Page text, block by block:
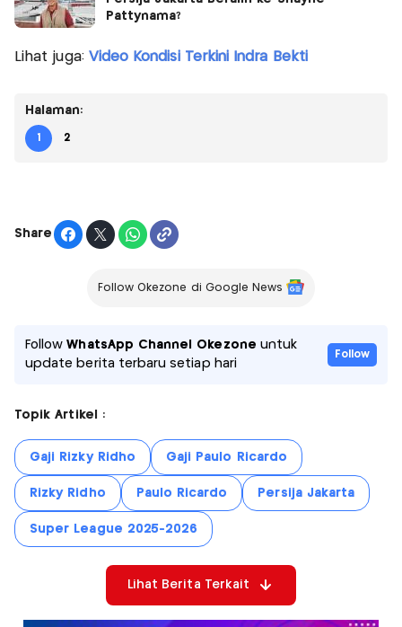
Pattynama?
Lihat juga: Video Kondisi Terkini Indra Bekti
Halaman:
1 2
Share
Follow Okezone di Google News
FollowWhatsApp Channel Okezone untuk
update berita terbaru setiap hari
Follow
Topik Artikel :
Gaji Rizky Ridho Gaji Paulo Ricardo
Rizky Ridho Paulo Ricardo Persija Jakarta
Super League 2025-2026
Lihat Berita Terkait